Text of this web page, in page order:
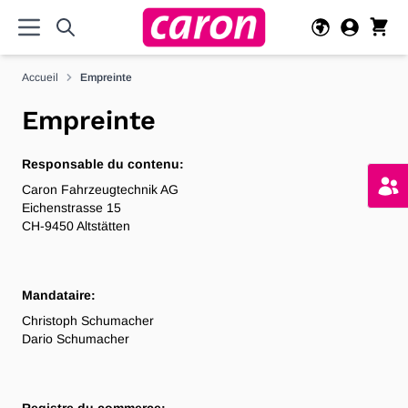
Accueil Empreinte
Empreinte
Responsable du contenu:
Caron Fahrzeugtechnik AG
Eichenstrasse 15
CH-9450 Altstätten
Mandataire:
Christoph Schumacher
Dario Schumacher